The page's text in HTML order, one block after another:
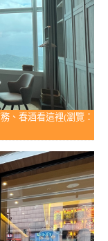
、春酒看這裡(瀏覽：